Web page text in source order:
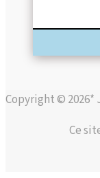
Copyright © 2026*
Ce